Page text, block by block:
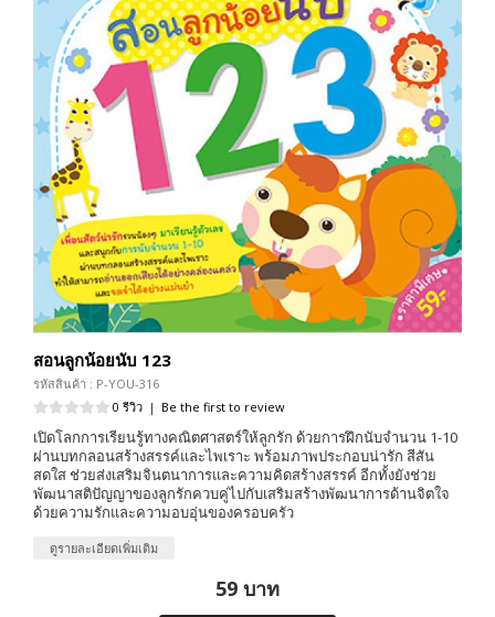
สอนลูกน้อยนับ 123
รหัสสินค้า : P-YOU-316
0 รีวิว | Be the first to review
เปิดโลกการเรียนรู้ทางคณิตศาสตร์ให้ลูกรัก ด้วยการฝึกนับจำนวน 1-10
ผ่านบทกลอนสร้างสรรค์และไพเราะ พร้อมภาพประกอบน่ารัก สีสัน
สดใส ช่วยส่งเสริมจินตนาการและความคิดสร้างสรรค์ อีกทั้งยังช่วย
พัฒนาสติปัญญาของลูกรักควบคู่ไปกับเสริมสร้างพัฒนาการด้านจิตใจ
ด้วยความรักและความอบอุ่นของครอบครัว
ดูรายละเอียดเพิ่มเติม
59 บาท